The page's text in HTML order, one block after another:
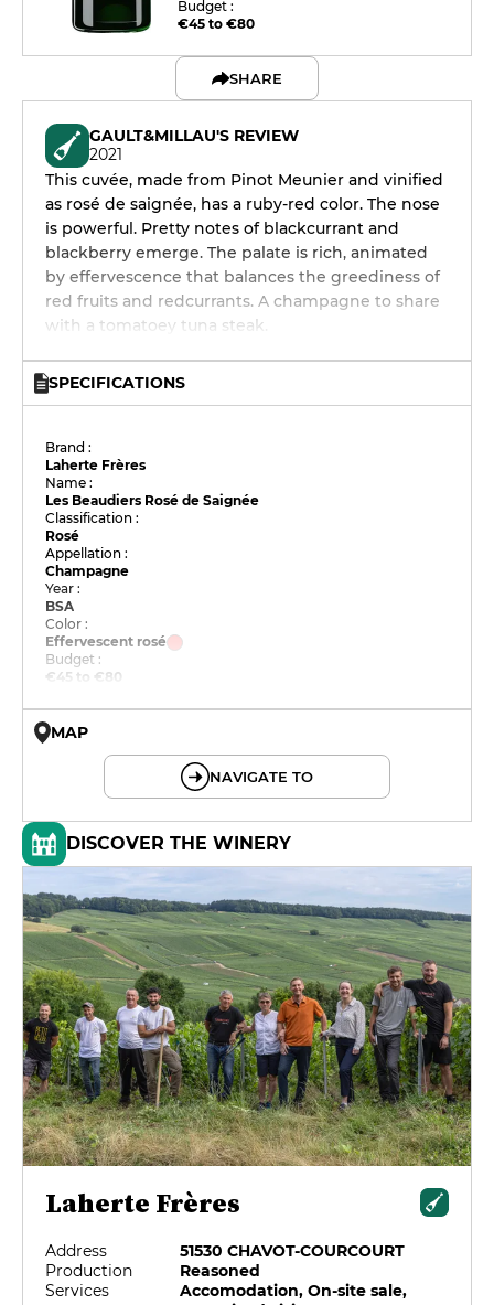
Budget :
€45 to €80
SHARE
GAULT&MILLAU'S REVIEW
2021
This cuvée, made from Pinot Meunier and vinified
as rosé de saignée, has a ruby-red color. The nose
is powerful. Pretty notes of blackcurrant and
blackberry emerge. The palate is rich, animated
by effervescence that balances the greediness of
red fruits and redcurrants. A champagne to share
with a tomatoey tuna steak.
SPECIFICATIONS
Brand :
Laherte Frères
Name :
Les Beaudiers Rosé de Saignée
Classification :
Rosé
Appellation :
Champagne
Year :
BSA
Color :
Effervescent rosé
Budget :
€45 to €80
MAP
NAVIGATE TO
DISCOVER THE WINERY
Laherte Frères
Address
51530 CHAVOT-COURCOURT
Production
Reasoned
Services
Accomodation, On-site sale,